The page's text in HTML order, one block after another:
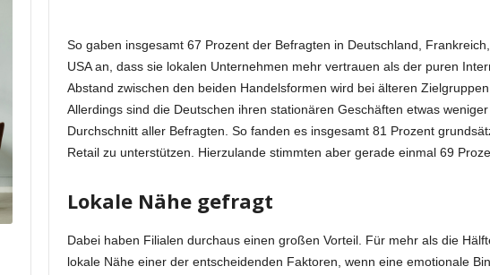
So gaben insgesamt 67 Prozent der Befragten in Deutschland,
USA an, dass sie lokalen Unternehmen mehr vertrauen als der puren
Abstand zwischen den beiden Handelsformen wird bei älteren
Allerdings sind die Deutschen ihren stationären Geschäften etwas
Durchschnitt aller Befragten. So fanden es insgesamt 81 Prozent
Retail zu unterstützen. Hierzulande stimmten aber gerade einmal 69
Lokale Nähe gefragt
Dabei haben Filialen durchaus einen großen Vorteil. Für mehr als die
lokale Nähe einer der entscheidenden Faktoren, wenn eine emotionale